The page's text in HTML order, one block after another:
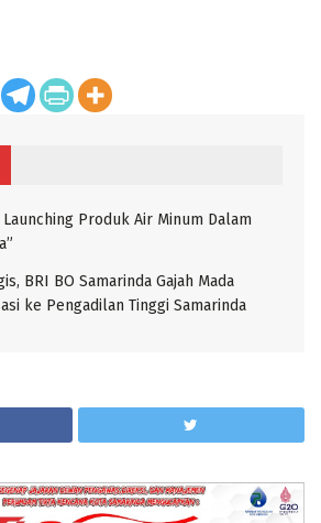
Produk Air Minum Dalam
BRI BO Samarinda Gajah Mada
ke Pengadilan Tinggi Samarinda